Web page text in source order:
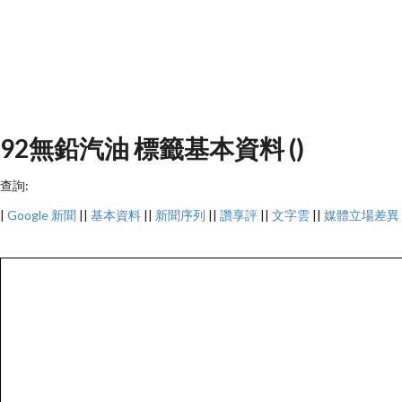
92無鉛汽油 標籤基本資料 ()
查詢:
| Google 新聞 || 基本資料 || 新聞序列 || 讚享評 || 文字雲 || 媒體立場差異